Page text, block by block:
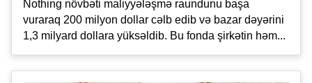
Nothing növbəti maliyyələşmə raundunu başa
vuraraq 200 milyon dollar cəlb edib və bazar dəyərini
1,3 milyard dollara yüksəldib. Bu fonda şirkətin həm...